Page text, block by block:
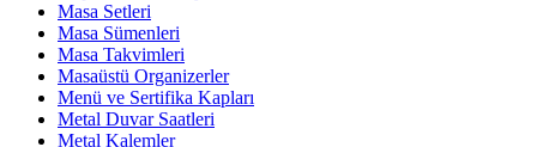
Masa Setleri
Masa Sümenleri
Masa Takvimleri
Masaüstü Organizerler
Menü ve Sertifika Kapları
Metal Duvar Saatleri
Metal Kalemler